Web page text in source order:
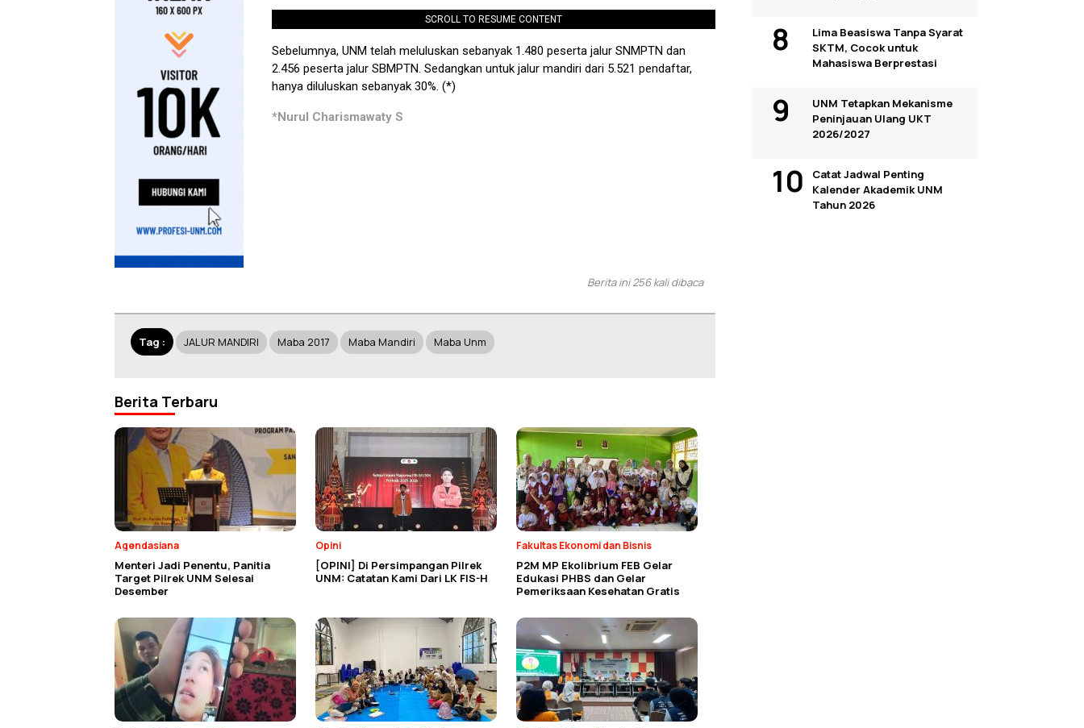
SCROLL TO RESUME CONTENT
Sebelumnya, UNM telah meluluskan sebanyak 1.480 peserta jalur SNMPTN dan
2.456 peserta jalur SBMPTN. Sedangkan untuk jalur mandiri dari 5.521 pendaftar,
hanya diluluskan sebanyak 30%. (*)
*Nurul Charismawaty S
Berita ini 256 kali dibaca
Tag : JALUR MANDIRI Maba 2017 Maba Mandiri Maba Unm
Berita Terbaru
Agendasiana
Menteri Jadi Penentu, Panitia
Target Pilrek UNM Selesai
Desember
Opini
[OPINI] Di Persimpangan Pilrek
UNM: Catatan Kami Dari LK FIS-H
Fakultas Ekonomi dan Bisnis
P2M MP Ekolibrium FEB Gelar
Edukasi PHBS dan Gelar
Pemeriksaan Kesehatan Gratis
Lima Beasiswa Tanpa Syarat
SKTM, Cocok untuk
Mahasiswa Berprestasi
UNM Tetapkan Mekanisme
Peninjauan Ulang UKT
2026/2027
Catat Jadwal Penting
Kalender Akademik UNM
Tahun 2026